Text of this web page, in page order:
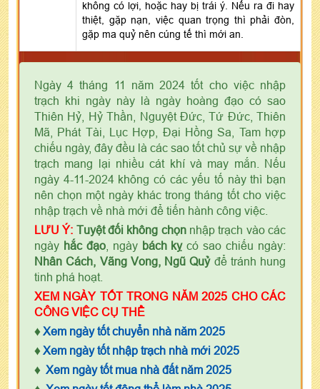
không có lợi, hoặc hay bị trái ý. Nếu ra đi hay
thiệt, gặp nạn, việc quan trọng thì phải đòn,
gặp ma quỷ nên cúng tế thì mới an.
Ngày 4 tháng 11 năm 2024 tốt cho việc nhập
trạch khi ngày này là ngày hoàng đạo có sao
Thiên Hỷ, Hỷ Thần, Nguyệt Đức, Tứ Đức, Thiên
Mã, Phát Tài, Lục Hợp, Đại Hồng Sa, Tam hợp
chiếu ngày, đây đều là các sao tốt chủ sự về nhập
trạch mang lại nhiều cát khí và may mắn. Nếu
ngày 4-11-2024 không có các yếu tố này thì bạn
nên chọn một ngày khác trong tháng tốt cho việc
nhập trạch về nhà mới để tiến hành công việc.
LƯU Ý: Tuyệt đối không chọnnhập trạch vào các
ngày hắc đạo, ngày bách kỵcó sao chiếu ngày:
Nhân Cách, Vãng Vong, Ngũ Quỷđể tránh hung
tinh phá hoạt.
XEM NGÀY TỐT TRONG NĂM 2025 CHO CÁC
CÔNG VIỆC CỤ THỂ
♦ Xem ngày tốt chuyển nhà năm 2025
♦ Xem ngày tốt nhập trạch nhà mới 2025
♦ Xem ngày tốt mua nhà đất năm 2025